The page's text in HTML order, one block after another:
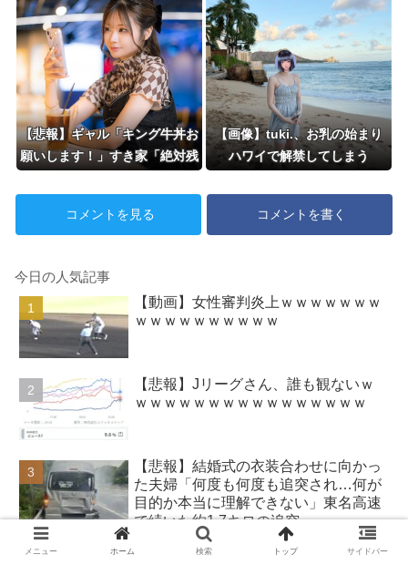
いるぞｗｗｗ」
【悲報】ギャル「キング牛丼お
願いします！」すき家「絶対残
【画像】tuki.、お乳の始まり
ハワイで解禁してしまう
コメントを見る コメントを書く
今日の人気記事
【動画】女性審判炎上ｗｗｗｗｗｗｗ
ｗｗｗｗｗｗｗｗｗｗ
【悲報】Jリーグさん、誰も観ないｗ
ｗｗｗｗｗｗｗｗｗｗｗｗｗｗｗｗ
【悲報】結婚式の衣装合わせに向かっ
た夫婦「何度も何度も追突され…何が
目的か本当に理解できない」東名高速
で続いた約1.7キロの追突
【画像】日本のライオンさん、溶ける
メニュー ホーム 検索 トップ サイドバー